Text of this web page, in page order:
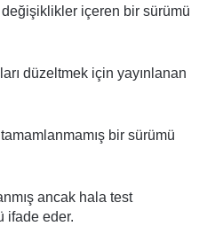
değişiklikler içeren bir sürümü
düzeltmek için yayınlanan
bir sürümü
ancak hala test
ifade eder.